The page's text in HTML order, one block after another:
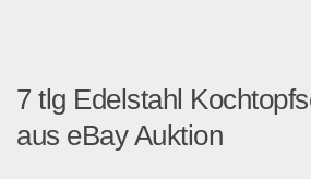
7 tlg Edelstahl
aus eBay Auktion